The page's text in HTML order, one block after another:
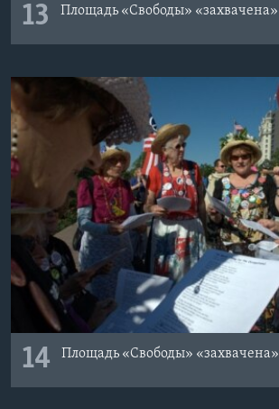
13 Площадь «Свободы» «захвачена»
14 Площадь «Свободы» «захвачена»